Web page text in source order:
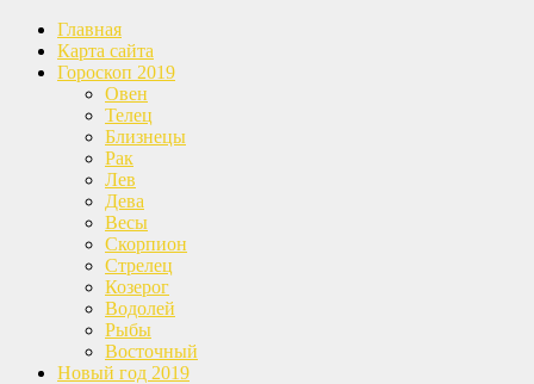
Главная
Карта сайта
Гороскоп 2019
Овен
Телец
Близнецы
Рак
Лев
Дева
Весы
Скорпион
Стрелец
Козерог
Водолей
Рыбы
Восточный
Новый год 2019